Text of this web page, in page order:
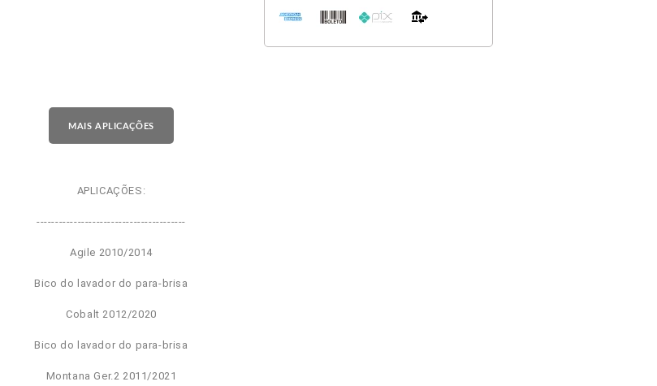
MAIS APLICAÇÕES
APLICAÇÕES:
----------------------------------------
Agile 2010/2014
Bico do lavador do para-brisa
Cobalt 2012/2020
Bico do lavador do para-brisa
Montana Ger.2 2011/2021